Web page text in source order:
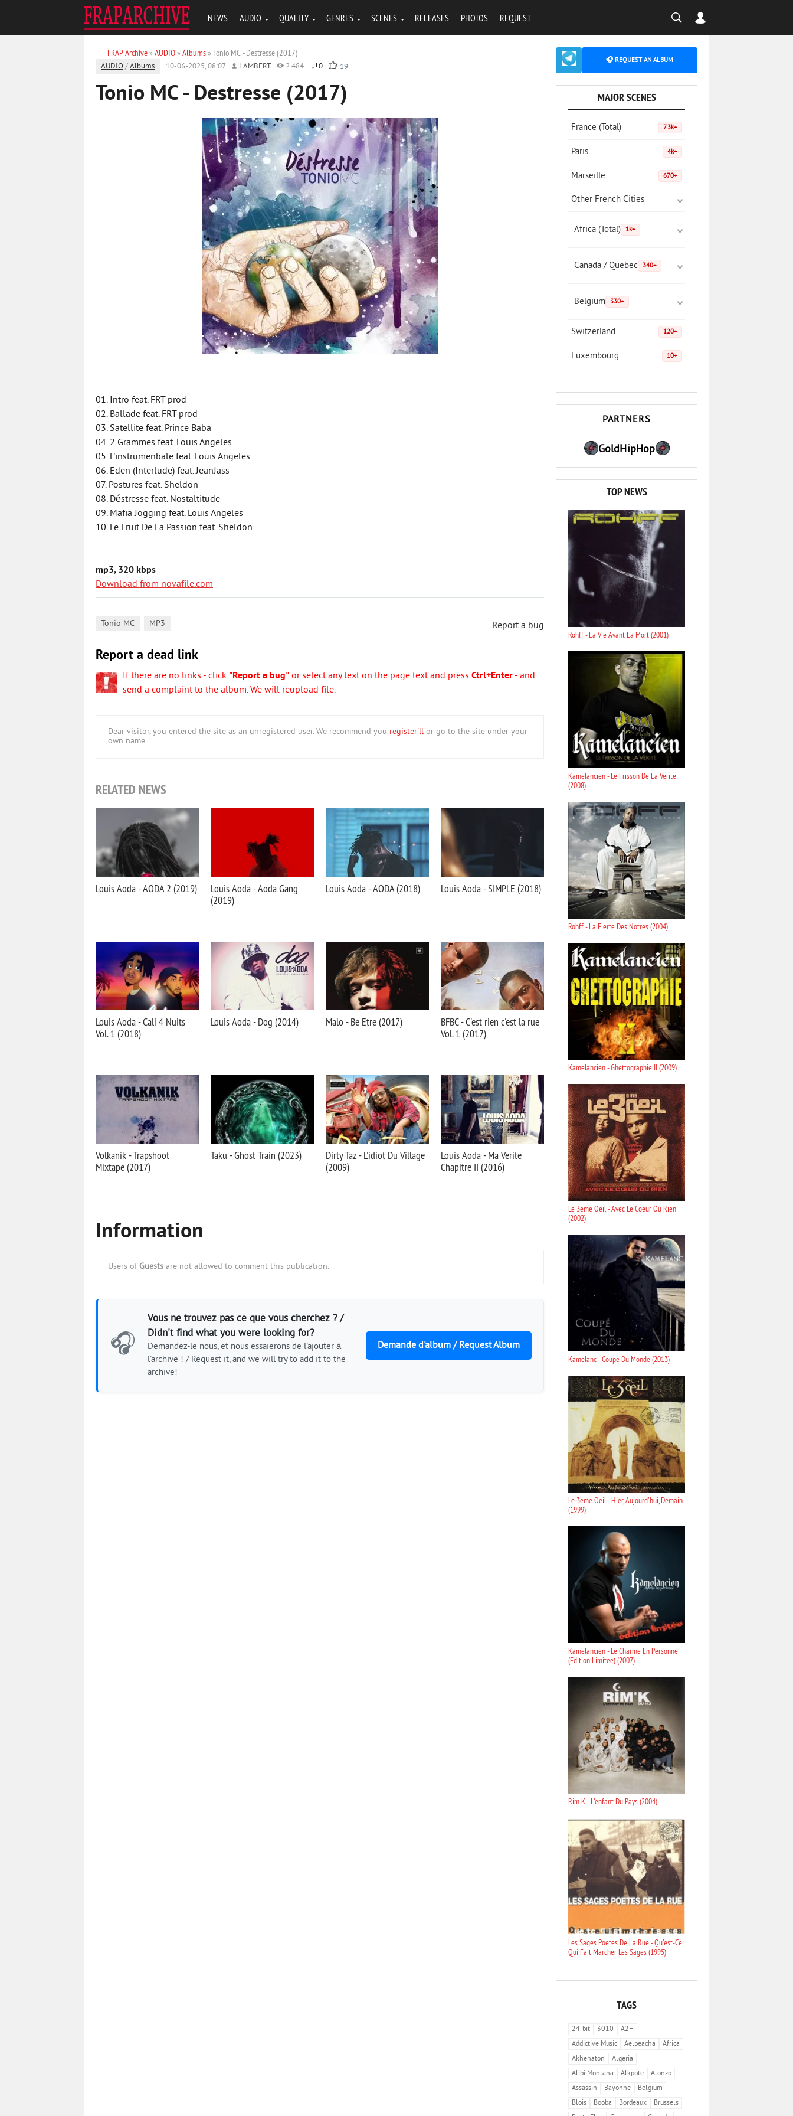
NEWS AUDIO QUALITY GENRES SCENES RELEASES PHOTOS REQUEST
FRAP Archive» AUDIO» Albums» Tonio MC - Destresse (2017)
AUDIO /Albums 10-06-2025, 08:07 LAMBERT 2 484 0 19
Tonio MC - Destresse (2017)
01. Intro feat. FRT prod
02. Ballade feat. FRT prod
03. Satellite feat. Prince Baba
04. 2 Grammes feat. Louis Angeles
05. L'instrumenbale feat. Louis Angeles
06. Eden (Interlude) feat. JeanJass
07. Postures feat. Sheldon
08. Déstresse feat. Nostaltitude
09. Mafia Jogging feat. Louis Angeles
10. Le Fruit De La Passion feat. Sheldon
mp3, 320 kbps
Download from novafile.com
Report a bug
Tonio MC MP3
Report a dead link
If there are no links - click "Report a bug" or select any text on the page text and press Ctrl+Enter - and
send a complaint to the album. We will reupload file.
Dear visitor, you entered the site as an unregistered user. We recommend you register'll or go to the site under your
own name.
RELATED NEWS
Louis Aoda - AODA 2 (2019)
Louis Aoda - Aoda Gang
(2019)
Louis Aoda - AODA (2018) Louis Aoda - SIMPLE (2018)
Louis Aoda - Cali 4 Nuits
Vol. 1 (2018)
Louis Aoda - Dog (2014) Malo - Be Etre (2017)
BFBC - C'est rien c'est la rue
Vol. 1 (2017)
Volkanik - Trapshoot
Mixtape (2017)
Taku - Ghost Train (2023)
Dirty Taz - L'idiot Du Village
(2009)
Louis Aoda - Ma Verite
Chapitre II (2016)
Information
Users of Guests are not allowed to comment this publication.
🎧
Vous ne trouvez pas ce que vous cherchez ? /
Didn't find what you were looking for?
Demandez-le nous, et nous essaierons de l'ajouter à
l'archive ! / Request it, and we will try to add it to the
archive!
Demande d'album / Request Album
🎧 REQUEST AN ALBUM
MAJOR SCENES
France (Total) 7.3k+
Paris 4k+
Marseille 670+
Other French Cities
Africa (Total) 1k+
Canada / Quebec 340+
Belgium 330+
Switzerland 120+
Luxembourg 10+
PARTNERS
GoldHipHop
TOP NEWS
Rohff - La Vie Avant La Mort (2001)
Kamelancien - Le Frisson De La Verite
(2008)
Rohff - La Fierte Des Notres (2004)
Kamelancien - Ghettographie II (2009)
Le 3eme Oeil - Avec Le Coeur Ou Rien
(2002)
Kamelanc - Coupe Du Monde (2013)
Le 3eme Oeil - Hier, Aujourd'hui, Demain
(1999)
Kamelancien - Le Charme En Personne
(Edition Limitee) (2007)
Rim K - L'enfant Du Pays (2004)
Les Sages Poetes De La Rue - Qu'est-Ce
Qui Fait Marcher Les Sages (1995)
TAGS
24-bit 3010
A2H
Addictive Music
Aelpeacha
Africa
Akhenaton
Algeria
Alibi Montana
Alkpote
Alonzo
Assassin
Bayonne
Belgium
Blois
Booba Bordeaux
Brussels